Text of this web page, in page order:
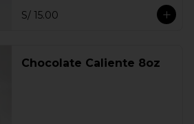
S/ 15.00
Chocolate Caliente 8oz